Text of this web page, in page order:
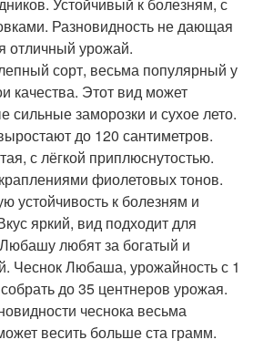
Разновидность не дающая
отличный урожай.
сорт, весьма популярный у
качества. Этот вид может
сильные заморозки и сухое лето.
до 120 сантиметров.
с лёгкой приплюснутостью.
фиолетовых тонов.
устойчивость к болезням и
яркий, вид подходит для
любят за богатый и
Чеснок Любаша, урожайность с 1
до 35 центнеров урожая.
чеснока весьма
весить больше ста грамм.